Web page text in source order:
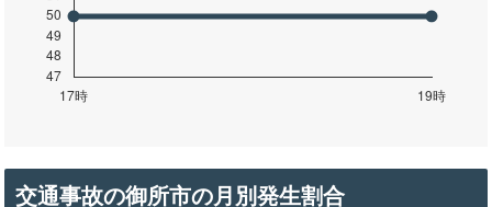
交通事故の御所市の月別発生割合